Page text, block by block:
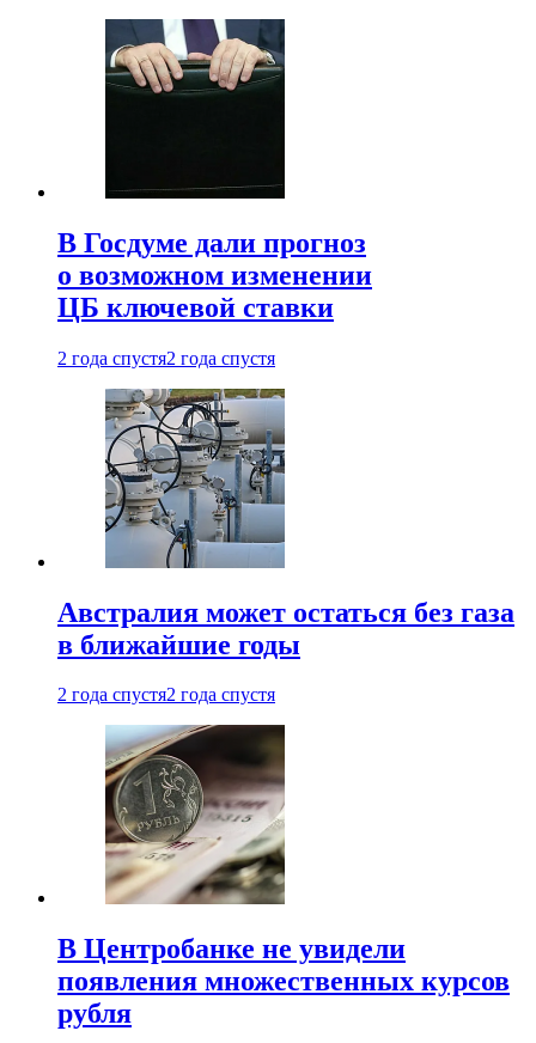
В Госдуме дали прогноз
о возможном изменении
ЦБ ключевой ставки
2 года спустя2 года спустя
Австралия может остаться без газа
в ближайшие годы
2 года спустя2 года спустя
В Центробанке не увидели
появления множественных курсов
рубля